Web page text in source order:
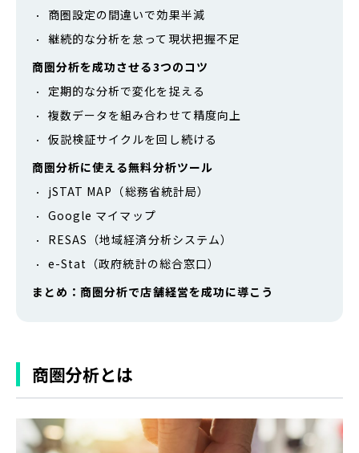
商圏設定の間違いで効果半減
継続的な分析を怠って現状把握不足
商圏分析を成功させる3つのコツ
定期的な分析で変化を捉える
複数データを組み合わせて精度向上
仮説検証サイクルを回し続ける
商圏分析に使える無料分析ツール
jSTAT MAP（総務省統計局）
Google マイマップ
RESAS（地域経済分析システム）
e-Stat（政府統計の総合窓口）
まとめ：商圏分析で店舗経営を成功に導こう
商圏分析とは